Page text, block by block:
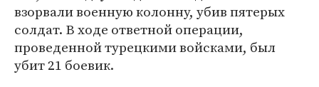
взорвали военную колонну, убив пятерых
солдат. В ходе ответной операции,
проведенной турецкими войсками, был
убит 21 боевик.